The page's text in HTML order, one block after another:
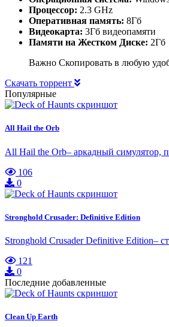
Процессор: 2.3 GHz
Оперативная память: 8Гб
Видеокарта: 3Гб видеопамяти
Памяти на Жестком Диске: 2Гб
Важно Скопировать в любую
Скачать торрент
Популярные
All Hail the Orb
All Hail the Orb– аркадный симулятор,
106
0
Stronghold Crusader: Definitive Edition
Stronghold Crusader Definitive Edition–
121
0
Последние добавленные
Clean Up Earth